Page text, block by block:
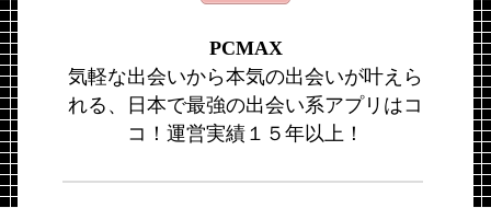
PCMAX
気軽な出会いから本気の出会いが叶えら
れる、日本で最強の出会い系アプリはコ
コ！運営実績１５年以上！